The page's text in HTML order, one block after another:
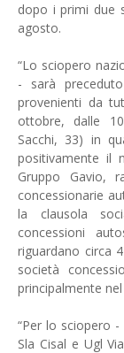
dopo i primi due
agosto.
“Lo sciopero
- sarà
provenienti da
ottobre, dalle
Sacchi, 33) in
positivamente il
Gruppo Gavio,
concessionarie
la clausola
concessioni
riguardano circa
società
principalmente
“Per lo sciopero
Sla Cisal e Ugl